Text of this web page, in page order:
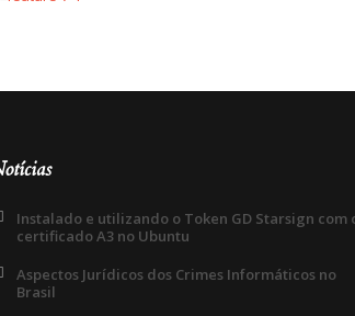
Instalado e utilizando o Token GD Starsign com
certificado A3 no Ubuntu
Aspectos Jurídicos dos Crimes Informáticos no
Brasil